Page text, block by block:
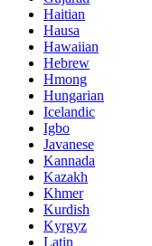
Haitian
Hausa
Hawaiian
Hebrew
Hmong
Hungarian
Icelandic
Igbo
Javanese
Kannada
Kazakh
Khmer
Kurdish
Kyrgyz
Latin